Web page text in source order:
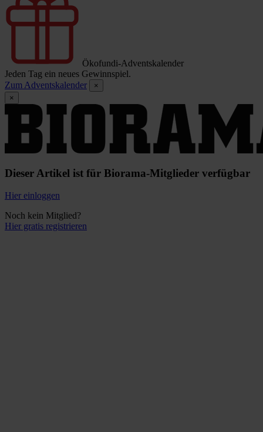
Ökofundi-Adventskalender
Jeden Tag ein neues Gewinnspiel.
Zum Adventskalender
×
×
Dieser Artikel ist für Biorama-Mitglieder verfügbar
Hier einloggen
Noch kein Mitglied?
Hier gratis registrieren